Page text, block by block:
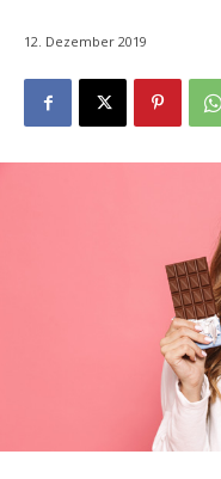
12. Dezember 2019